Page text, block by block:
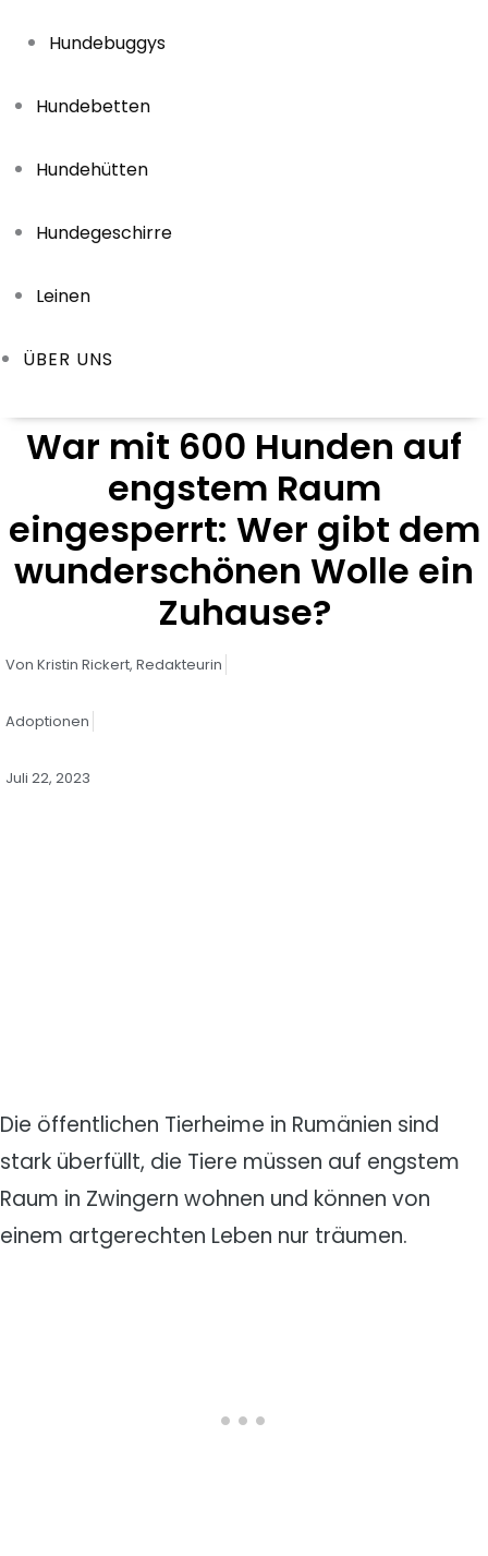
Hundebuggys
Hundebetten
Hundehütten
Hundegeschirre
Leinen
ÜBER UNS
War mit 600 Hunden auf
engstem Raum
eingesperrt: Wer gibt dem
wunderschönen Wolle ein
Zuhause?
Von Kristin Rickert, Redakteurin
Adoptionen
Juli 22, 2023
Die öffentlichen Tierheime in Rumänien sind
stark überfüllt, die Tiere müssen auf engstem
Raum in Zwingern wohnen und können von
einem artgerechten Leben nur träumen.